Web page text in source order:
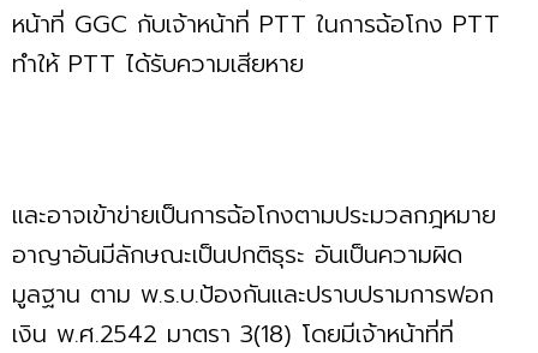
หน้าที่ GGC กับเจ้าหน้าที่ PTT ในการฉ้อโกง PTT
ทำให้ PTT ได้รับความเสียหาย
และอาจเข้าข่ายเป็นการฉ้อโกงตามประมวลกฎหมาย
อาญาอันมีลักษณะเป็นปกติธุระ อันเป็นความผิด
มูลฐาน ตาม พ.ร.บ.ป้องกันและปราบปรามการฟอก
เงิน พ.ศ.2542 มาตรา 3(18) โดยมีเจ้าหน้าที่ที่